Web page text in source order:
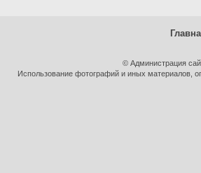
© Администрация
Использование фотографий и иных материалов,